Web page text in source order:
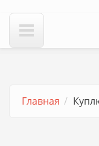
Главная